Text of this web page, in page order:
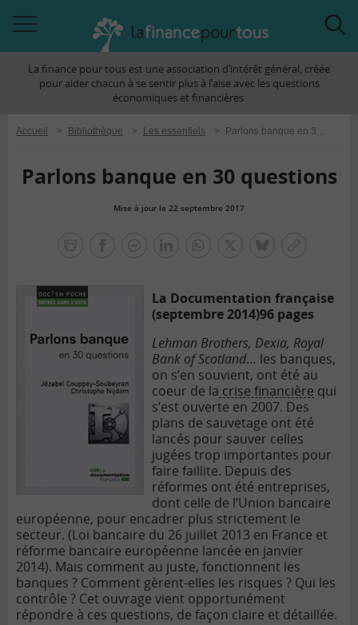
àLa finance pour tous est une association d’intérêt général, créée
pour aider chacun à se sentir plus à l’aise avec les questions
économiques et financières.
Accueil > Bibliothèque > Les essentiels > Parlons banque en 30 questions
Parlons banque en 30 questions
Mise à jour le 22 septembre 2017
La Documentation française
(septembre 2014)96 pages
Lehman Brothers, Dexia, Royal
Bank of Scotland… les banques,
on s’en souvient, ont été au
coeur de la crise financière qui
s’est ouverte en 2007. Des
plans de sauvetage ont été
lancés pour sauver celles
jugées trop importantes pour
faire faillite. Depuis des
réformes ont été entreprises,
dont celle de l’Union bancaire
européenne, pour encadrer plus strictement le
secteur. (Loi bancaire du 26 juillet 2013 en France et
réforme bancaire européenne lancée en janvier
2014). Mais comment au juste, fonctionnent les
banques ? Comment gèrent-elles les risques ? Qui les
contrôle ? Cet ouvrage vient opportunément
répondre à ces questions, de façon claire et détaillée.